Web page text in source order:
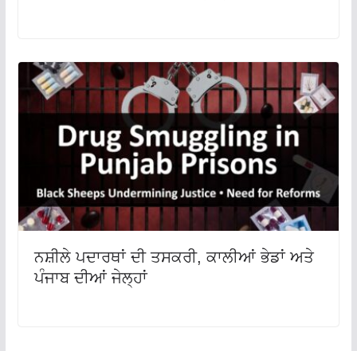
ਨਸ਼ੀਲੇ ਪਦਾਰਥਾਂ ਦੀ ਤਸਕਰੀ, ਕਾਲੀਆਂ ਭੇਡਾਂ ਅਤੇ
ਪੰਜਾਬ ਦੀਆਂ ਜੇਲ੍ਹਾਂ